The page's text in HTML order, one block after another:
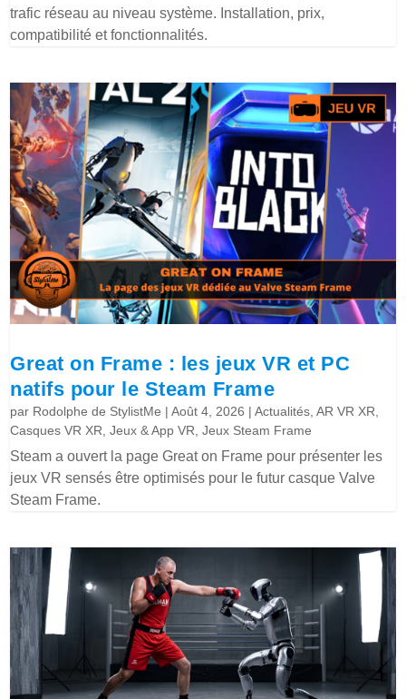
trafic réseau au niveau système. Installation, prix,
compatibilité et fonctionnalités.
Great on Frame : les jeux VR et PC
natifs pour le Steam Frame
par Rodolphe de StylistMe |Août 4, 2026 |Actualités ,AR VR XR
Casques VR XR ,Jeux & App VR ,Jeux Steam Frame
Steam a ouvert la page Great on Frame pour présenter les
jeux VR sensés être optimisés pour le futur casque Valve
Steam Frame.